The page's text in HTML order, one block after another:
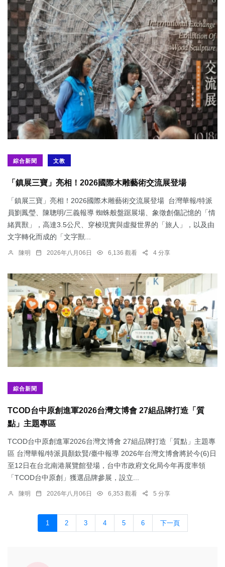
綜合新聞 文教
「鎮展三寶」亮相！2026國際木雕藝術交流展登場
「鎮展三寶」亮相！2026國際木雕藝術交流展登場 台灣華報/特派
員劉鳳瑩、陳聰明/三義報導 蜘蛛般盤踞展場、象徵創傷記憶的「情
緒異獸」，高達3.5公尺、穿梭現實與虛擬世界的「旅人」，以及由
文字轉化而成的「文字獸...
陳明 2026年八月06日 6,136 觀看 4 分享
綜合新聞
TCOD台中原創進軍2026台灣文博會 27組品牌打造「質
點」主題專區
TCOD台中原創進軍2026台灣文博會 27組品牌打造「質點」主題專
區 台灣華報/特派員顏欽賢/臺中報導 2026年台灣文博會將於今(6)日
至12日在台北南港展覽館登場，台中市政府文化局今年再度率領
「TCOD台中原創」獲選品牌參展，設立...
陳明 2026年八月06日 6,353 觀看 5 分享
1 2 3 4 5 6 下一頁